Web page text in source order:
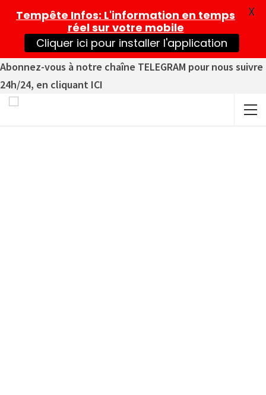
Abonnez-vous à notre chaîne TELEGRAM pour nous suivre
24h/24, en cliquant ICI
Tempête Infos: L'information en temps
réel sur votre mobile
Cliquer ici pour installer l'application
X